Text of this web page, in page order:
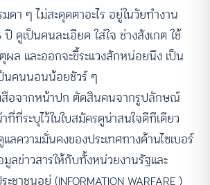
ดา ๆ ไม่สะดุดตาอะไร อยู่ในวัยทำงาน
ดูเป็นคนละเอียด ใส่ใจ ช่างสังเกต ใช้
ผล และออกจะขี้ระแวงสักหน่อยนึง เป็น
นคนนอนน้อยชัวร์ ๆ
สือจากหน้าปก ตัดสินคนจากรูปลักษณ์
ที่ที่ระบุไว้ในใบสมัครดูน่าสนใจดีทีเดียว
ความมั่นคงของประเทศทางด้านไซเบอร์
ลข่าวสารให้กับทั้งหน่วยงานรัฐและ
าชนอยู่ (INFORMATION WARFARE )